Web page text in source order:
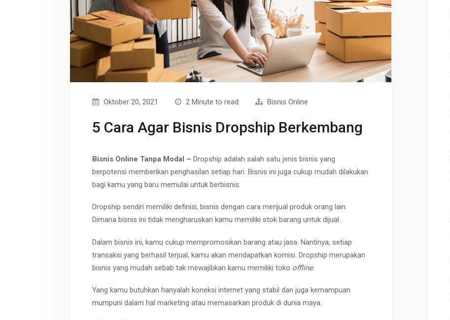
Oktober 20, 2021 2 Minute to read Bisnis Online
5 Cara Agar Bisnis Dropship Berkembang
Bisnis Online Tanpa Modal – Dropship adalah salah satu jenis bisnis yang
berpotensi memberikan penghasilan setiap hari. Bisnis ini juga cukup mudah dilakukan
bagi kamu yang baru memulai untuk berbisnis.
Dropship sendiri memiliki definisi, bisnis dengan cara menjual produk orang lain.
Dimana bisnis ini tidak mengharuskan kamu memiliki stok barang untuk dijual.
Dalam bisnis ini, kamu cukup mempromosikan barang atau jasa. Nantinya, setiap
transaksi yang berhasil terjual, kamu akan mendapatkan komisi. Dropship merupakan
bisnis yang mudah sebab tak mewajibkan kamu memiliki toko offline.
Yang kamu butuhkan hanyalah koneksi internet yang stabil dan juga kemampuan
mumpuni dalam hal marketing atau memasarkan produk di dunia maya.